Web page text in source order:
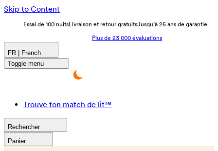
Skip to Content
Essai de 100 nuitsLivraison et retour gratuitsJusqu’à 25 ans de garantie
Plus de 23 000 évaluations
FR | French
Toggle menu
Trouve ton match de lit™
Rechercher
Panier